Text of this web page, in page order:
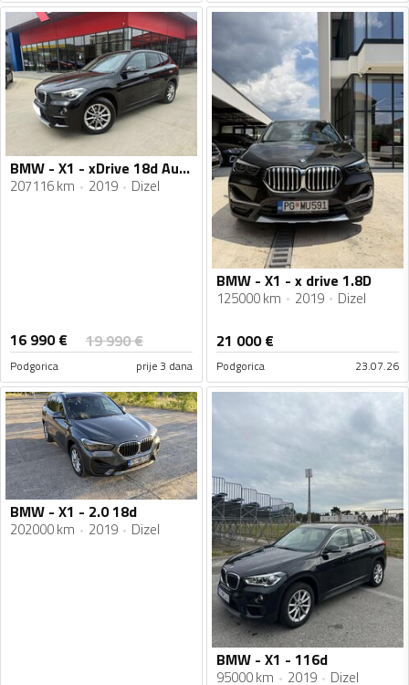
BMW - X1 - xDrive 18d Automatik Sportpaket - 150KS
207116 km 2019 Dizel
16 990€ 19 990€
Podgorica prije 3 dana
BMW - X1 - x drive 1.8D
125000 km 2019 Dizel
21 000€
Podgorica 23.07.26
BMW - X1 - 2.0 18d
202000 km 2019 Dizel
BMW - X1 - 116d
95000 km 2019 Dizel